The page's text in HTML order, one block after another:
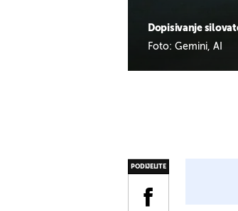
Dopisivanje
Foto: Gemini, AI
PODIJELITE